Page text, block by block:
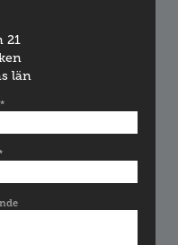
21
län